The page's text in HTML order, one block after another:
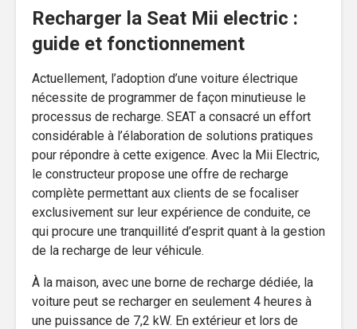
Recharger la Seat Mii electric :
guide et fonctionnement
Actuellement, l’adoption d’une voiture électrique
nécessite de programmer de façon minutieuse le
processus de recharge. SEAT a consacré un effort
considérable à l’élaboration de solutions pratiques
pour répondre à cette exigence. Avec la Mii Electric,
le constructeur propose une offre de recharge
complète permettant aux clients de se focaliser
exclusivement sur leur expérience de conduite, ce
qui procure une tranquillité d’esprit quant à la gestion
de la recharge de leur véhicule.
À la maison, avec une borne de recharge dédiée, la
voiture peut se recharger en seulement 4 heures à
une puissance de 7,2 kW. En extérieur et lors de